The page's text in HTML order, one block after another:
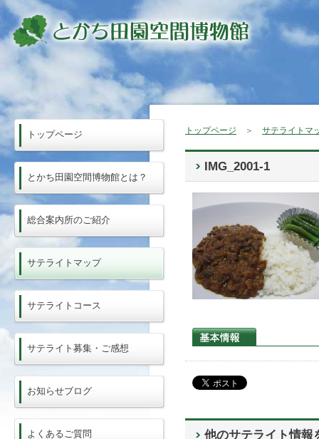
トップページ ＞ サテライトマ
IMG_2001-1
他のサテライト情報
トップページ
とかち田園空間博物館とは？
総合案内所のご紹介
サテライトマップ
サテライトコース
サテライト募集・ご感想
お知らせブログ
よくあるご質問